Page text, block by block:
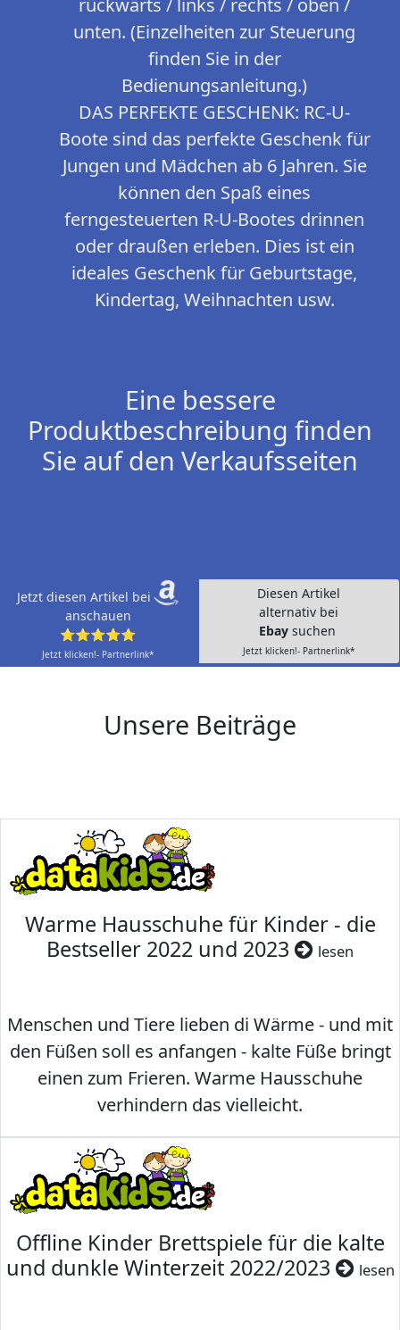
rückwärts / links / rechts / oben /
unten. (Einzelheiten zur Steuerung
finden Sie in der
Bedienungsanleitung.)
DAS PERFEKTE GESCHENK: RC-U-
Boote sind das perfekte Geschenk für
Jungen und Mädchen ab 6 Jahren. Sie
können den Spaß eines
ferngesteuerten R-U-Bootes drinnen
oder draußen erleben. Dies ist ein
ideales Geschenk für Geburtstage,
Kindertag, Weihnachten usw.
Eine bessere
Produktbeschreibung finden
Sie auf den Verkaufsseiten
Jetzt diesen Artikel bei
anschauen
⭐⭐⭐⭐⭐
Jetzt klicken!- Partnerlink*
Diesen Artikel
alternativ bei
Ebay suchen
Jetzt klicken!- Partnerlink*
Unsere Beiträge
Warme Hausschuhe für Kinder - die
Bestseller 2022 und 2023
lesen
Menschen und Tiere lieben di Wärme - und mit
den Füßen soll es anfangen - kalte Füße bringt
einen zum Frieren. Warme Hausschuhe
verhindern das vielleicht.
Offline Kinder Brettspiele für die kalte
und dunkle Winterzeit 2022/2023
lesen